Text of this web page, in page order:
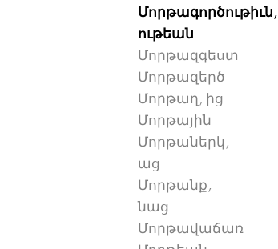
Մորթագործութիւն,
ութեան
Մորթազգեստ
Մորթազերծ
Մորթաղ, ից
Մորթային
Մորթաներկ,
աց
Մորթանք,
նաց
Մորթավաճառ